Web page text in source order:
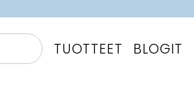
TUOTTEET BLOGIT